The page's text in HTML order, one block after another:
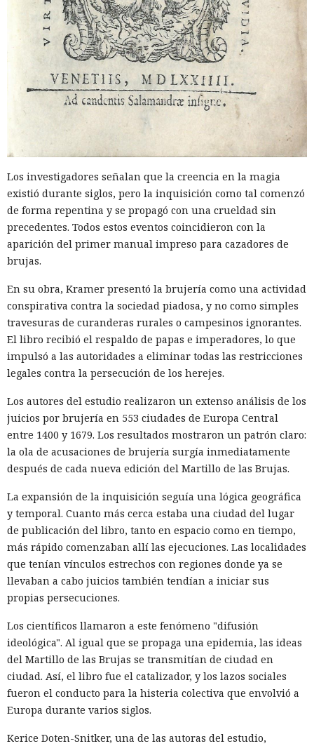
Los investigadores señalan que la creencia en la magia
existió durante siglos, pero la inquisición como tal comenzó
de forma repentina y se propagó con una crueldad sin
precedentes. Todos estos eventos coincidieron con la
aparición del primer manual impreso para cazadores de
brujas.
En su obra, Kramer presentó la brujería como una actividad
conspirativa contra la sociedad piadosa, y no como simples
travesuras de curanderas rurales o campesinos ignorantes.
El libro recibió el respaldo de papas e imperadores, lo que
impulsó a las autoridades a eliminar todas las restricciones
legales contra la persecución de los herejes.
Los autores del estudio realizaron un extenso análisis de los
juicios por brujería en 553 ciudades de Europa Central
entre 1400 y 1679. Los resultados mostraron un patrón claro:
la ola de acusaciones de brujería surgía inmediatamente
después de cada nueva edición del Martillo de las Brujas.
La expansión de la inquisición seguía una lógica geográfica
y temporal. Cuanto más cerca estaba una ciudad del lugar
de publicación del libro, tanto en espacio como en tiempo,
más rápido comenzaban allí las ejecuciones. Las localidades
que tenían vínculos estrechos con regiones donde ya se
llevaban a cabo juicios también tendían a iniciar sus
propias persecuciones.
Los científicos llamaron a este fenómeno "difusión
ideológica". Al igual que se propaga una epidemia, las ideas
del Martillo de las Brujas se transmitían de ciudad en
ciudad. Así, el libro fue el catalizador, y los lazos sociales
fueron el conducto para la histeria colectiva que envolvió a
Europa durante varios siglos.
Kerice Doten-Snitker, una de las autoras del estudio,